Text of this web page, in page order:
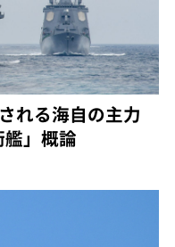
れる海自の主力
」概論